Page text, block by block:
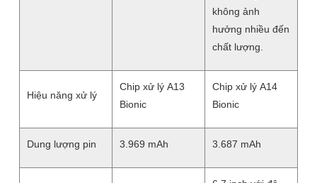
không ảnh
hưởng nhiều đến
chất lượng.
Hiệu năng xử lý
Chip xử lý A13
Bionic
Chip xử lý A14
Bionic
Dung lượng pin 3.969 mAh 3.687 mAh